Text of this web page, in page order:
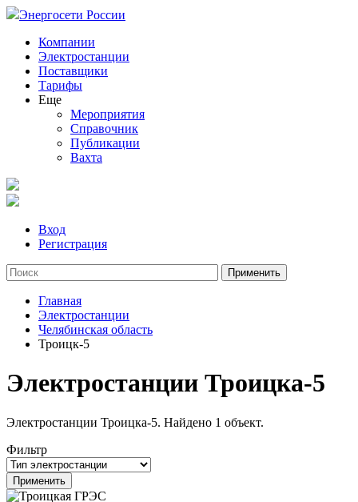
Энергосети России
Компании
Электростанции
Поставщики
Тарифы
Еще
Мероприятия
Справочник
Публикации
Вахта
Вход
Регистрация
Главная
Электростанции
Челябинская область
Троицк-5
Электростанции Троицка-5
Электростанции Троицка-5. Найдено 1 объект.
Фильтр